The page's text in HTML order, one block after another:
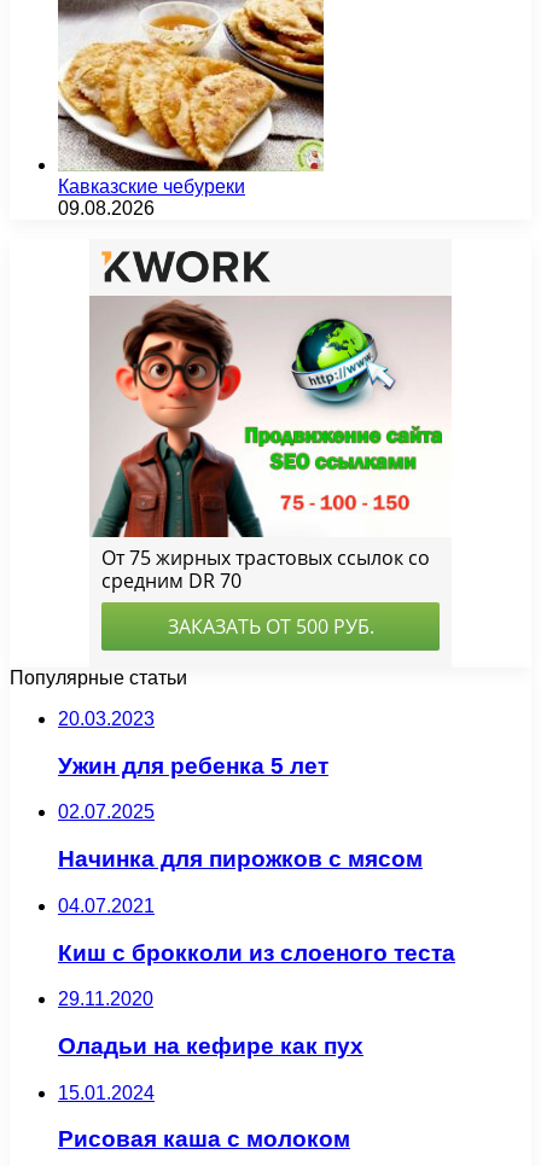
Кавказские чебуреки
09.08.2026
Популярные статьи
20.03.2023
Ужин для ребенка 5 лет
02.07.2025
Начинка для пирожков с мясом
04.07.2021
Киш с брокколи из слоеного теста
29.11.2020
Оладьи на кефире как пух
15.01.2024
Рисовая каша с молоком